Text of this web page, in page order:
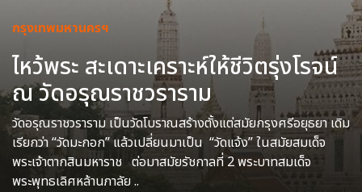
กรุงเทพมหานครฯ
ไหว้พระ สะเดาะเคราะห์ให้ชีวิตรุ่งโรจน์
ณ วัดอรุณราชวราราม
วัดอรุณราชวราราม เป็นวัดโบราณสร้างตั้งแต่สมัยกรุงศรีอยุธยา เดิม
เรียกว่า “วัดมะกอก” แล้วเปลี่ยนมาเป็น “วัดแจ้ง” ในสมัยสมเด็จ
พระเจ้าตากสินมหาราช ต่อมาสมัยรัชกาลที่ 2 พระบาทสมเด็จ
พระพุทธเลิศหล้านภาลัย ..